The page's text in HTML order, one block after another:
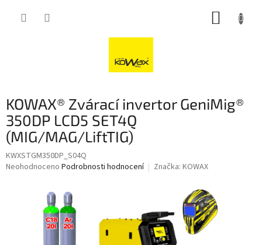
KOWAX® Zvárací invertor GeniMig®
350DP LCD5 SET4Q
(MIG/MAG/LiftTIG)
KWXSTGM350DP_S04Q
Průměrné
Neohodnoceno Podrobnosti hodnocení Značka: KOWAX